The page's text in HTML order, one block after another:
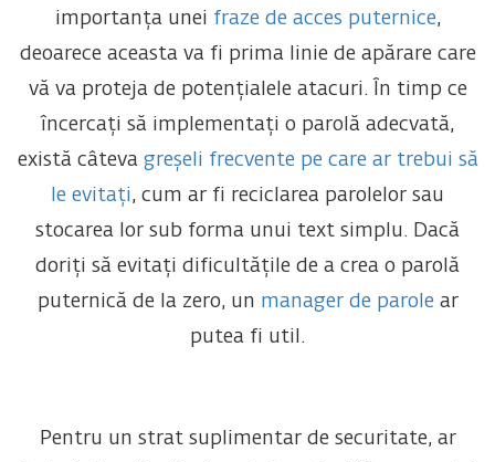
importanța unei fraze de acces puternice,
deoarece aceasta va fi prima linie de apărare care
vă va proteja de potențialele atacuri. În timp ce
încercați să implementați o parolă adecvată,
există câteva greșeli frecvente pe care ar trebui să
le evitați, cum ar fi reciclarea parolelor sau
stocarea lor sub forma unui text simplu. Dacă
doriți să evitați dificultățile de a crea o parolă
puternică de la zero, un manager de parolear
putea fi util.
Pentru un strat suplimentar de securitate, ar